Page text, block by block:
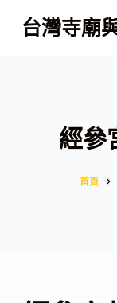
跳
至
台灣寺廟
經參
首頁